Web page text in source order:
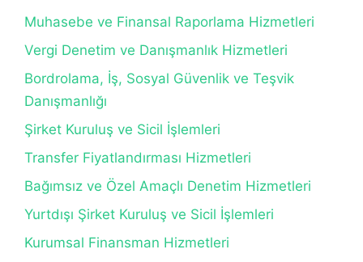
Muhasebe ve Finansal Raporlama Hizmetleri
Vergi Denetim ve Danışmanlık Hizmetleri
Bordrolama, İş, Sosyal Güvenlik ve Teşvik
Danışmanlığı
Şirket Kuruluş ve Sicil İşlemleri
Transfer Fiyatlandırması Hizmetleri
Bağımsız ve Özel Amaçlı Denetim Hizmetleri
Yurtdışı Şirket Kuruluş ve Sicil İşlemleri
Kurumsal Finansman Hizmetleri